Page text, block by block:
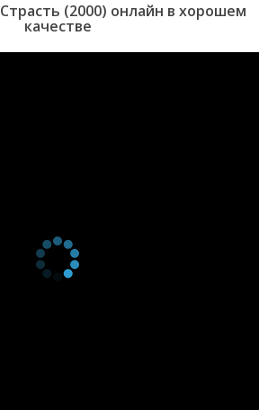
(2000) онлайн в хорошем
качестве